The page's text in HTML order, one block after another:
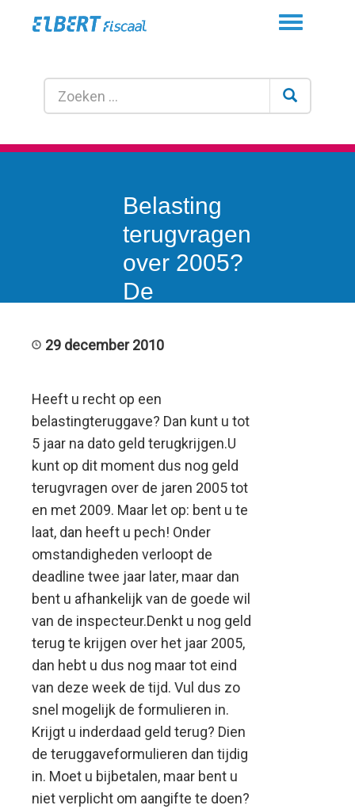
Toggle
Belasting
terugvragen
over 2005?
De
31
a.s.!
29 december 2010
Heeft u recht op een
belastingteruggave? Dan kunt u tot
5 jaar na dato geld terugkrijgen.U
kunt op dit moment dus nog geld
terugvragen over de jaren 2005 tot
en met 2009. Maar let op: bent u te
laat, dan heeft u pech! Onder
omstandigheden verloopt de
deadline twee jaar later, maar dan
bent u afhankelijk van de goede wil
van de inspecteur.Denkt u nog geld
terug te krijgen over het jaar 2005,
dan hebt u dus nog maar tot eind
van deze week de tijd. Vul dus zo
snel mogelijk de formulieren in.
Krijgt u inderdaad geld terug? Dien
de teruggaveformulieren dan tijdig
in. Moet u bijbetalen, maar bent u
niet verplicht om aangifte te doen?